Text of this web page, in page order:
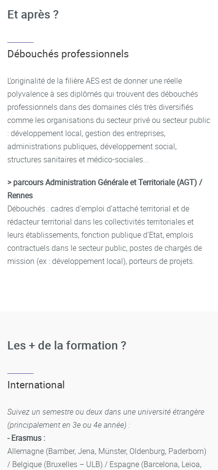
Et après ?
Débouchés professionnels
L’originalité de la filière AES est de donner une réelle
polyvalence à ses diplômés qui trouvent des débouchés
professionnels dans des domaines clés très diversifiés
comme les organisations du secteur privé ou secteur public
: développement local, gestion des entreprises,
administrations publiques, développement social,
structures sanitaires et médico-sociales...
> parcours Administration Générale et Territoriale (AGT) /
Rennes
Débouchés : cadres d’emploi d’attaché territorial et de
rédacteur territorial dans les collectivités territoriales et
leurs établissements, fonction publique d’Etat, emplois
contractuels dans le secteur public, postes de chargés de
mission (ex : développement local), porteurs de projets.
Les + de la formation ?
International
Suivez un semestre ou deux dans une université étrangère
(principalement en 3e ou 4e année) :
- Erasmus :
Allemagne (Bamber, Jena, Münster, Oldenburg, Paderborn)
/ Belgique (Bruxelles – ULB) / Espagne (Barcelona, Leioa,